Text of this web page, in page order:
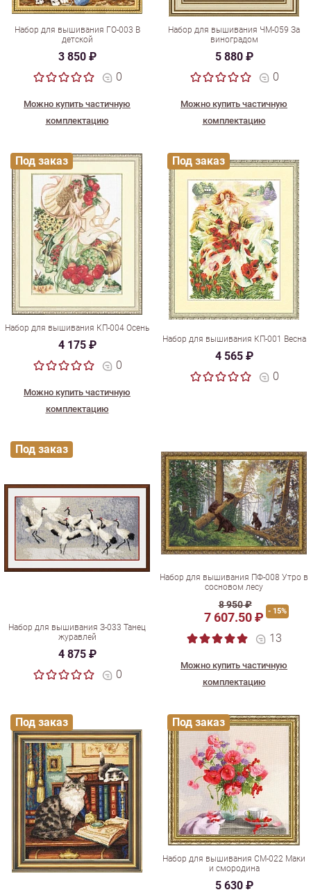
Набор для вышивания ГО-003 В
детской
3 850 ₽
0
Можно купить частичную
комплектацию
Набор для вышивания ЧМ-059 За
виноградом
5 880 ₽
0
Можно купить частичную
комплектацию
Набор для вышивания КП-004 Осень
4 175 ₽
0
Можно купить частичную
комплектацию
Под заказ
Набор для вышивания КП-001 Весна
4 565 ₽
0
Под заказ
Набор для вышивания З-033 Танец
журавлей
4 875 ₽
0
Под заказ
Набор для вышивания ПФ-008 Утро в
сосновом лесу
8 950 ₽
7 607.50 ₽ - 15%
13
Можно купить частичную
комплектацию
Под заказ
Набор для вышивания СМ-022 Маки
и смородина
5 630 ₽
Под заказ